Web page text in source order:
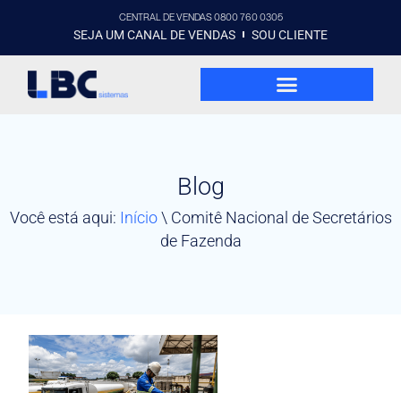
CENTRAL DE VENDAS 0800 760 0305
SEJA UM CANAL DE VENDAS SOU CLIENTE
Blog
Você está aqui: Início\ Comitê Nacional de Secretários
de Fazenda